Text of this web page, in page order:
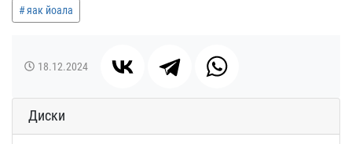
яак йоала
18.12.2024
Диски